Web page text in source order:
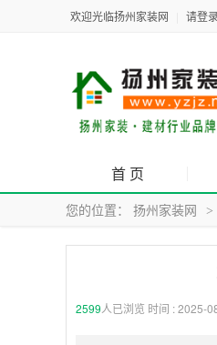
欢迎光临扬州家装网 请登
首 页
您的位置： 扬州家装网 >
2599人已浏览 时间 :2025-